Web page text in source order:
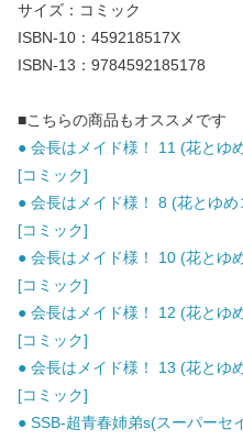
サイズ：コミック
ISBN-10：459218517X
ISBN-13：9784592185178
■こちらの商品もオススメです
● 会長はメイド様！ 11 (花とゆ
[コミック]
● 会長はメイド様！ 8 (花とゆ
[コミック]
● 会長はメイド様！ 10 (花とゆ
[コミック]
● 会長はメイド様！ 12 (花とゆ
[コミック]
● 会長はメイド様！ 13 (花とゆ
[コミック]
● SSB-超青春姉弟s(スーパーセ